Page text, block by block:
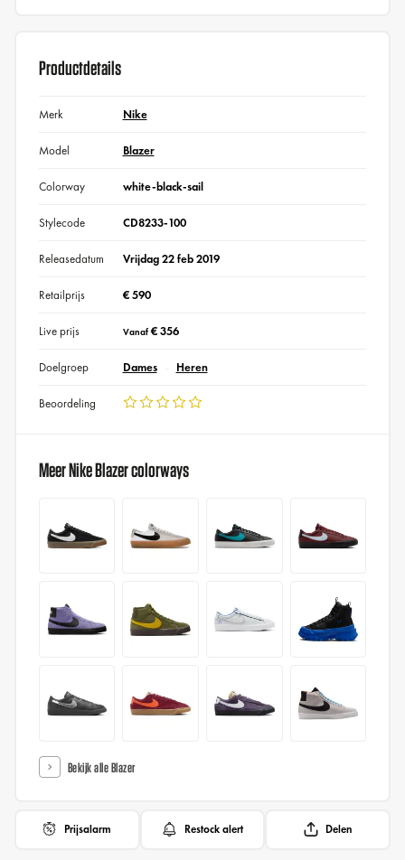
Productdetails
Merk Nike
Model Blazer
Colorway white-black-sail
Stylecode CD8233-100
Releasedatum Vrijdag 22 feb 2019
Retailprijs € 590
Live prijs Vanaf€ 356
Doelgroep Dames Heren
Beoordeling
Meer Nike Blazer colorways
Bekijk alle Blazer
Prijsalarm Restock alert Delen